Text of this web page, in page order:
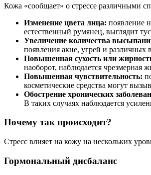
Кожа «сообщает» о стрессе различными
Изменение цвета лица: появление
естественный румянец, выглядит
Увеличение количества
появления акне, угрей и различных
Повышенная сухость или
наоборот, наблюдается чрезмерная
Повышенная чувствительность:
косметические средства могут
Обострение хронических
В таких случаях наблюдается
Почему так происходит?
Стресс влияет на кожу на нескольких
Гормональный дисбаланс